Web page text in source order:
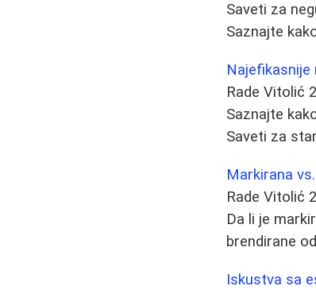
Saveti za
Saznajte
Najefikasnije
Rade Vitolić
Saznajte
Saveti za
Markirana
Rade Vitolić
Da li je
brendirane
Iskustva sa